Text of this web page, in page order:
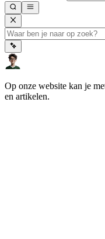
Op onze website kan je
en artikelen.